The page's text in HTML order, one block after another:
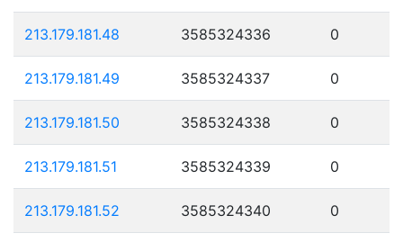
213.179.181.48 3585324336 0
213.179.181.49 3585324337 0
213.179.181.50 3585324338 0
213.179.181.51 3585324339 0
213.179.181.52 3585324340 0